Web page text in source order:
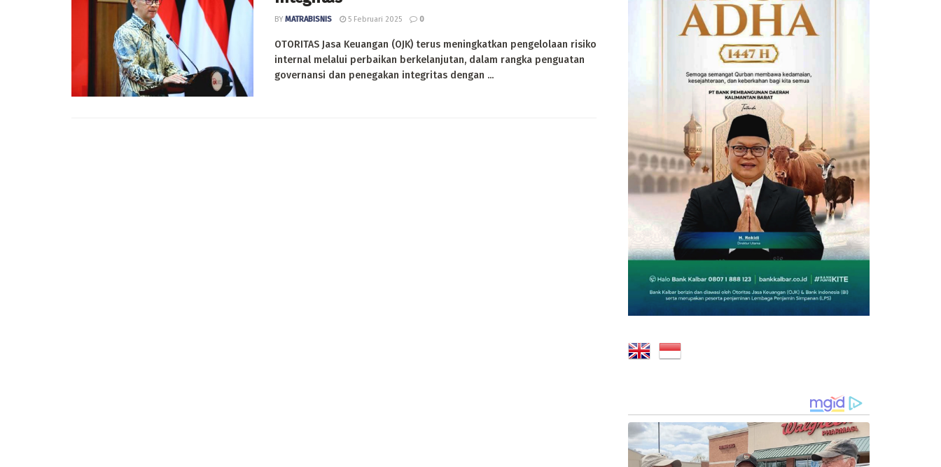
BY MATRABISNIS 5 Februari 2025 0
OTORITAS Jasa Keuangan (OJK) terus meningkatkan pengelolaan risiko
internal melalui perbaikan berkelanjutan, dalam rangka penguatan
governansi dan penegakan integritas dengan ...